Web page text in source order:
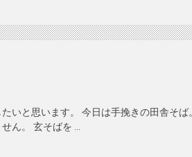
いと思います。 今日は手挽きの田舎そば
ん。 玄そばを …